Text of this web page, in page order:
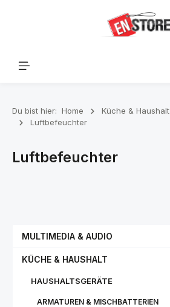
Du bist hier: Home Küche & Haushalt
Luftbefeuchter
Luftbefeuchter
MULTIMEDIA & AUDIO
KÜCHE & HAUSHALT
HAUSHALTSGERÄTE
ARMATUREN & MISCHBATTERIEN